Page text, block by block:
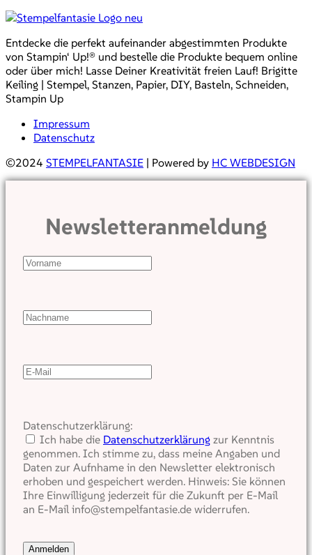
Entdecke die perfekt aufeinander abgestimmten Produkte
von Stampin‘ Up!® und bestelle die Produkte bequem online
oder über mich! Lasse Deiner Kreativität freien Lauf! Brigitte
Keiling | Stempel, Stanzen, Papier, DIY, Basteln, Schneiden,
Stampin Up
Impressum
Datenschutz
©2024 STEMPELFANTASIE | Powered by HC WEBDESIGN
Newsletteranmeldung
Datenschutzerklärung:
Ich habe die Datenschutzerklärung zur Kenntnis
genommen. Ich stimme zu, dass meine Angaben und
Daten zur Aufnhame in den Newsletter elektronisch
erhoben und gespeichert werden. Hinweis: Sie können
Ihre Einwilligung jederzeit für die Zukunft per E-Mail
an E-Mail info@stempelfantasie.de widerrufen.